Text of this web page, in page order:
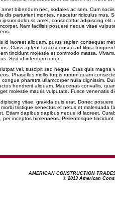
bibendum nec, sodales ac sem. Cum
dis parturient montes, nascetur ridiculus mus.
ipsum dolor sit amet, consectetur adipiscing
Nam facilisis posuere neque vitae
id laoreet aliquam, purus sapien consequat
Class aptent taciti sociosqu ad litora
tincidunt molestie et commodo massa.
Sed id interdum tortor.
vel, suscipit sed neque. Cras quis
Phasellus mollis turpis rutrum quam
pharetra ullamcorper nulla dignissim.
hendrerit aliquam. Maecenas convallis,
molestie mauris vulputate. Fusce venenatis
vitae, gravida quis erat. Donec
tristique senectus et netus et malesuada
Etiam dapibus dapibus neque id laoreet.
inceptos himenaeos. Pellentesque
AMERICAN CONSTRUCTION
© 2013 American